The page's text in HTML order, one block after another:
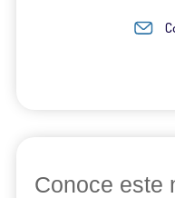
Conoce este